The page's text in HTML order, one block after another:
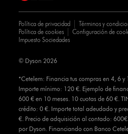
Política de privacidad
Términos y
Política de cookies
Configuración de
Impuesto Sociedades
*Cetelem: Financia tus compras en 4, 6 y
Importe mínimo: 120 €. Ejemplo de
600 € en 10 meses. 10 cuotas de 60 €.
crédito: 0 €. Importe total adeudado y
€. Precio de adquisición al contado:
por Dyson. Financiando con Banco
© Dyson 2026